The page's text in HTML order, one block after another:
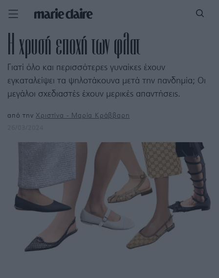
Η χρυσή εποχή των φλατ
Γιατί όλο και περισσότερες γυναίκες έχουν
εγκαταλείψει τα ψηλοτάκουνα μετά την πανδημία; Οι
μεγάλοι σχεδιαστές έχουν μερικές απαντήσεις.
από τηνΧριστίνα - Μαρία Κράββαρη